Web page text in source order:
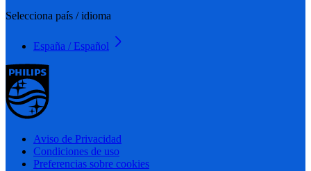
Selecciona país / idioma
España / Español
Aviso de Privacidad
Condiciones de uso
Preferencias sobre cookies